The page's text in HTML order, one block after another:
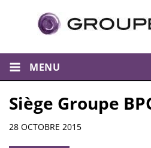
MENU
Siège Groupe
Informations
28 OCTOBRE 2015